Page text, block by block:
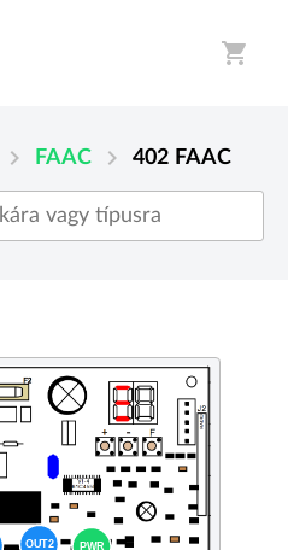
shopping_cart
chevron_right FAAC chevron_right 402 FAAC